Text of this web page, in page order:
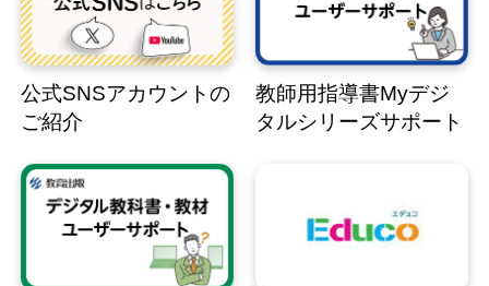
公式SNSアカウントの
ご紹介
教師用指導書Myデジ
タルシリーズサポート